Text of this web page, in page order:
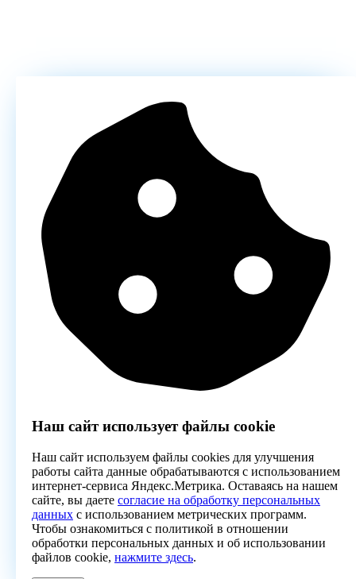
Наш сайт использует файлы cookie
Наш сайт используем файлы cookies для улучшения
работы сайта данные обрабатываются с использованием
интернет-сервиса Яндекс.Метрика. Оставаясь на нашем
сайте, вы даете согласие на обработку персональных
данных с использованием метрических программ.
Чтобы ознакомиться с политикой в отношении
обработки персональных данных и об использовании
файлов cookie, нажмите здесь.